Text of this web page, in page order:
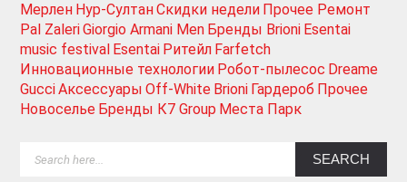
Мерлен Нур-СултанСкидки недели Прочее Ремонт
Pal ZaleriGiorgio Armani Men Бренды Brioni Esentai
music festival Esentai Ритейл Farfetch
Инновационные технологии Робот-пылесос Dreame
GucciАксессуары Off-White Brioni Гардероб Прочее
Новоселье Бренды К7 Group Места Парк